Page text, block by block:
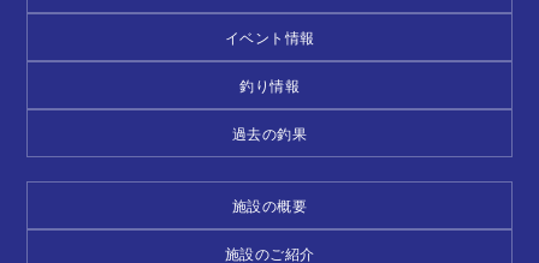
イベント情報
釣り情報
過去の釣果
施設の概要
施設のご紹介